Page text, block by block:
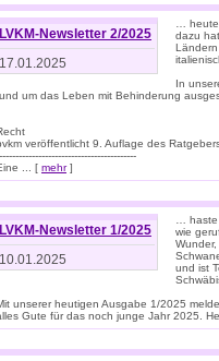
LVKM-Newsletter 2/2025
17.01.2025
…
dazu
In
um das Leben mit Behinderung
veröffentlicht 9. Auflage des
... [ mehr]
LVKM-Newsletter 1/2025
10.01.2025
…
wie
und ist
unserer heutigen Ausgabe 1/2025
Gute für das noch junge Jahr 2025.